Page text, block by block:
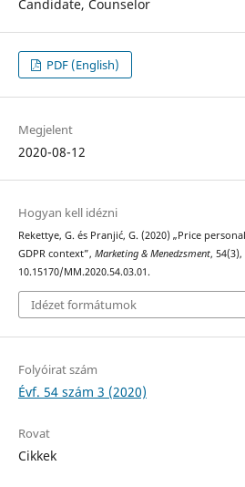
Candidate, Counselor
PDF (English)
Megjelent
2020-08-12
Hogyan kell idézni
Rekettye, G. és Pranjić, G. (2020) „Price
GDPR context”, Marketing & Menedzsment,
10.15170/MM.2020.54.03.01.
Idézet formátumok
Folyóirat szám
Évf. 54 szám 3 (2020)
Rovat
Cikkek